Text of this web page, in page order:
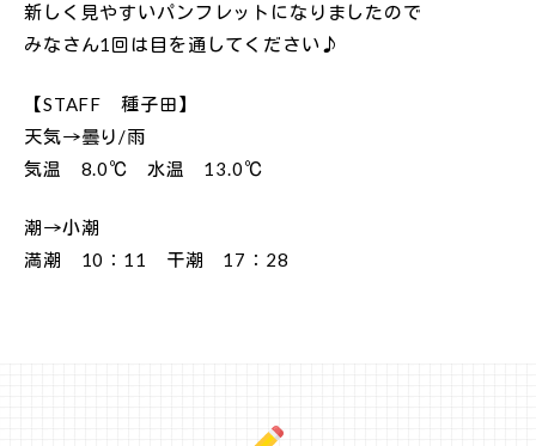
新しく見やすいパンフレットになりましたので
みなさん1回は目を通してください♪
【STAFF 種子田】
天気→曇り/雨
気温 8.0℃ 水温 13.0℃
潮→小潮
満潮 10：11 干潮 17：28